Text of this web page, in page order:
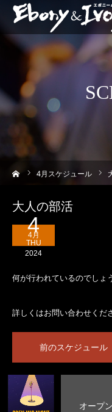
4月スケジュール
大人の部活
4月
4
THU
2024
何が行われているのでしょ
詳しくはお問い合わせくだ
前のスケジュール
オープンマイ